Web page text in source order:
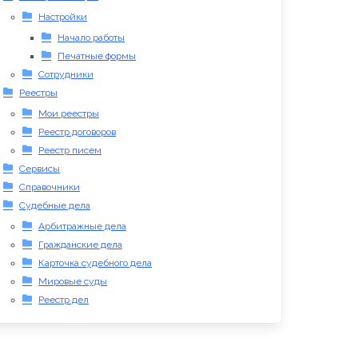
Настройки
Начало работы
Печатные формы
Сотрудники
Реестры
Мои реестры
Реестр договоров
Реестр писем
Сервисы
Справочники
Судебные дела
Арбитражные дела
Гражданские дела
Карточка судебного дела
Мировые суды
Реестр дел